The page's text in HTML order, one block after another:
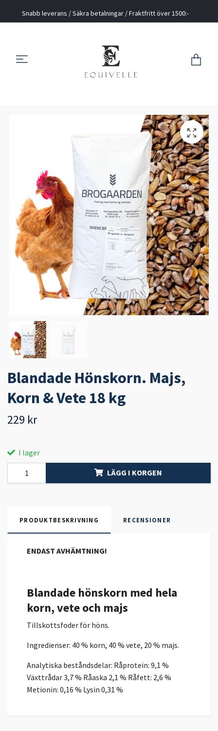
Snabb leverans / Säkra betalningar / Fraktfritt över 1500:-
Blandade Hönskorn. Majs,
Korn & Vete 18 kg
229 kr
I lager
LÄGG I KORGEN
PRODUKTBESKRIVNING RECENSIONER
ENDAST AVHÄMTNING!
Blandade hönskorn med hela
korn, vete och majs
Tillskottsfoder för höns.
Ingredienser: 40 % korn, 40 % vete, 20 % majs.
Analytiska beståndsdelar: Råprotein: 9,1 %
Växttrådar 3,7 % Råaska 2,1 % Råfett: 2,6 %
Metionin: 0,16 % Lysin 0,31 %